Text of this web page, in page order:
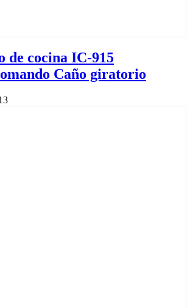
de cocina IC-915
Caño giratorio